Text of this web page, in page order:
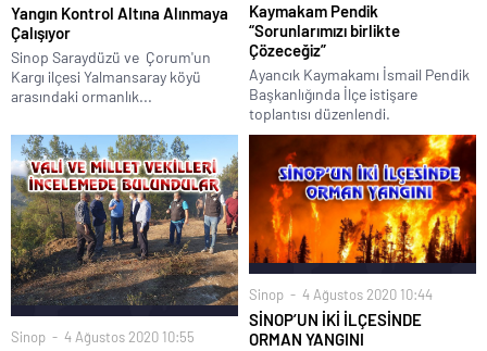
Yangın Kontrol Altına Alınmaya
Çalışıyor
Sinop Saraydüzü ve Çorum'un
Kargı ilçesi Yalmansaray köyü
arasındaki ormanlık...
Kaymakam Pendik
“Sorunlarımızı birlikte
Çözeceğiz”
Ayancık Kaymakamı İsmail Pendik
Başkanlığında İlçe istişare
toplantısı düzenlendi.
Sinop 4 Ağustos 2020 10:55
Sinop 4 Ağustos 2020 10:44
SİNOP’UN İKİ İLÇESİNDE
ORMAN YANGINI